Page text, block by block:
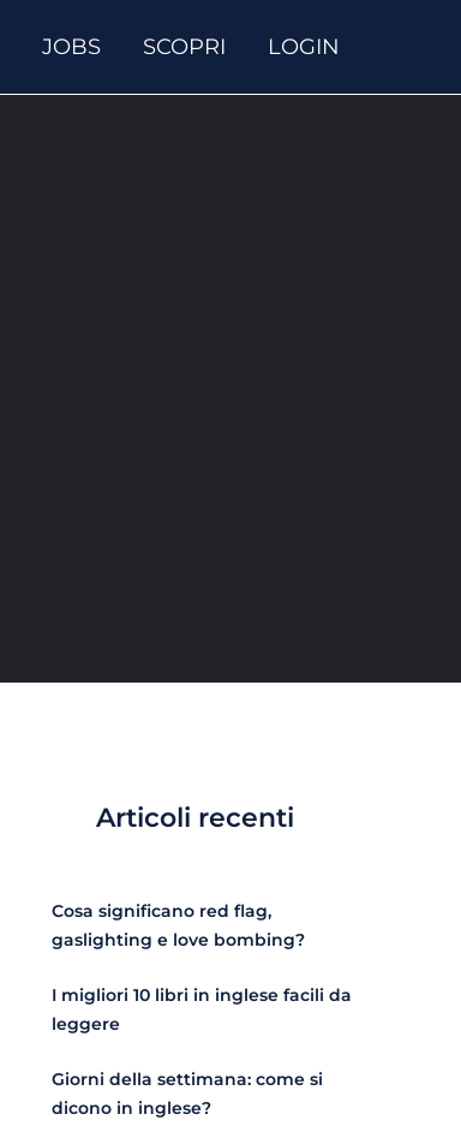
JOBS SCOPRI LOGIN
Articoli recenti
Cosa significano red flag,
gaslighting e love bombing?
I migliori 10 libri in inglese facili da
leggere
Giorni della settimana: come si
dicono in inglese?